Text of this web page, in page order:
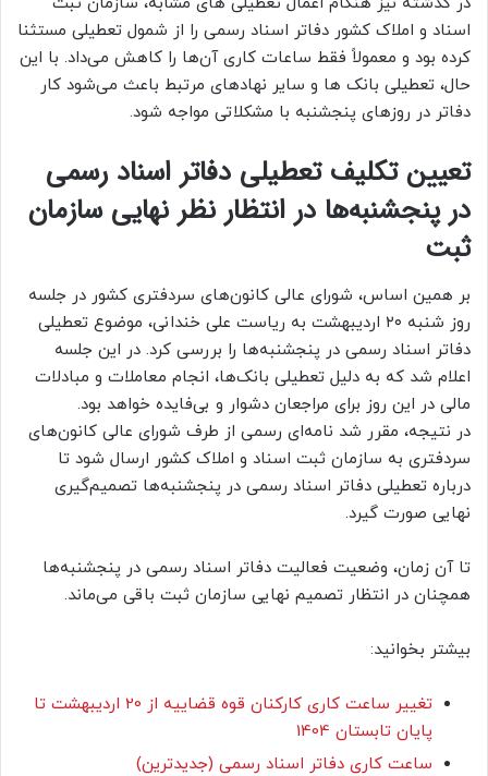
اسناد و املاک کشور دفاتر اسناد رسمی را از شمول تعطیلی مستثنا
کرده بود و معمولاً فقط ساعات کاری آن‌ها را کاهش می‌داد. با این
حال، تعطیلی بانک ها و سایر نهادهای مرتبط باعث می‌شود کار
دفاتر در روزهای پنجشنبه با مشکلاتی مواجه شود.
تعیین تکلیف تعطیلی دفاتر اسناد رسمی
در پنجشنبه‌ها در انتظار نظر نهایی سازمان
ثبت
بر همین اساس، شورای عالی کانون‌های سردفتری کشور در جلسه
روز شنبه ۲۰ اردیبهشت به ریاست علی خندانی، موضوع تعطیلی
دفاتر اسناد رسمی در پنجشنبه‌ها را بررسی کرد. در این جلسه
اعلام شد که به دلیل تعطیلی بانک‌ها، انجام معاملات و مبادلات
مالی در این روز برای مراجعان دشوار و بی‌فایده خواهد بود.
در نتیجه، مقرر شد نامه‌ای رسمی از طرف شورای عالی کانون‌های
سردفتری به سازمان ثبت اسناد و املاک کشور ارسال شود تا
درباره تعطیلی دفاتر اسناد رسمی در پنجشنبه‌ها تصمیم‌گیری
نهایی صورت گیرد.
تا آن زمان، وضعیت فعالیت دفاتر اسناد رسمی در پنجشنبه‌ها
همچنان در انتظار تصمیم نهایی سازمان ثبت باقی می‌ماند.
بیشتر بخوانید:
تغییر ساعت کاری کارکنان قوه قضاییه از 20 اردیبهشت تا
پایان تابستان 1404
ساعت کاری دفاتر اسناد رسمی (جدیدترین)